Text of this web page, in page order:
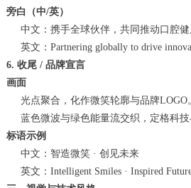
旁白（中/英）
中文：携手全球伙伴，共同推动口腔健
英文：Partnering globally to drive
6. 收尾 / 品牌宣言
画面
光点聚合，化作微笑轮廓与品牌LOGO
蓝色微波与绿色能量流交织，定格科技
标语示例
中文：智造微笑 · 创见未来
英文：Intelligent Smiles · Inspired